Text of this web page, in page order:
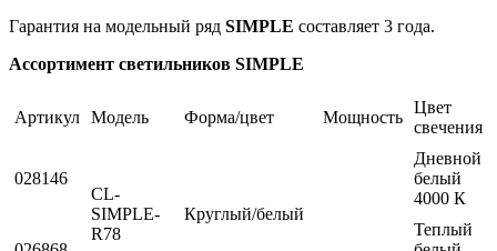
Гарантия на модельный ряд SIMPLE составляет 3 года.
Ассортимент светильников SIMPLE
Артикул Модель Форма/цвет Мощность
Цвет
свечения
028146
CL-
SIMPLE-
R78
Круглый/белый
Дневной
белый
4000 К
Теплый